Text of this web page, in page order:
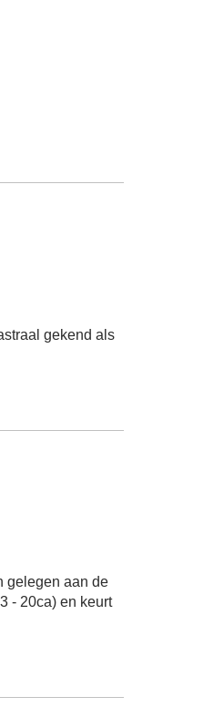
gekend als
gelegen aan de
- 20ca) en keurt